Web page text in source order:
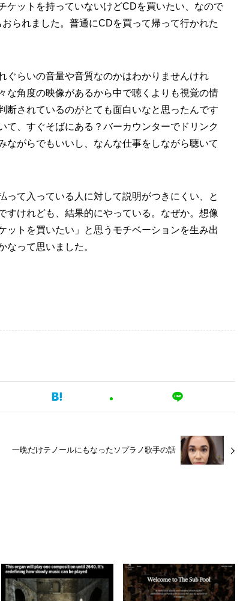
ケットを持っていないけどCDを買いたい、なので
られました。普通にCDを買って帰って行かれた
ぐらいの音量や音質なのかはわかりませんけれ
な角度の映像があるから中で聴くよりも視覚の情
断されているのがとても面白いなと思ったんです
て、すぐそばにある？バーカウンターでドリンク
ながらでもいいし、なんな仕事をしながら聴いて
って入っている人に対して説明がつきにくい、と
すけれども、結果的にやっている。なぜか。想像
ットを買いたい」と思うモチベーションを生み出
って思いました。
一晩だけテノールにもなったソプラノ歌手の話